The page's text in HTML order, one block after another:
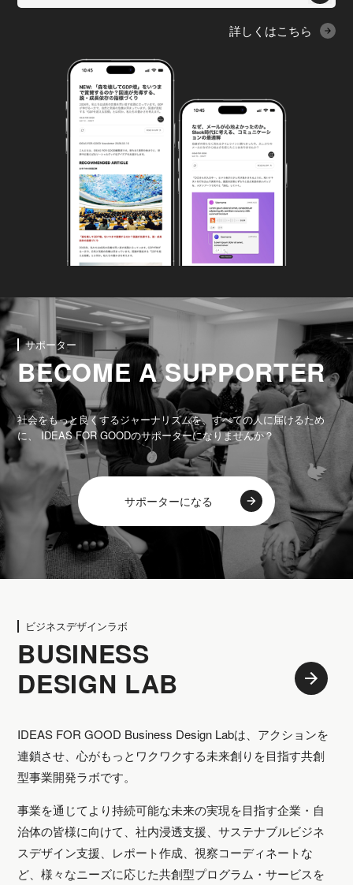
詳しくはこちら
サポーター
BECOME A SUPPORTER
社会をもっと良くするジャーナリズムを、すべての人に届けるため
に、 IDEAS FOR GOODのサポーターになりませんか？
サポーターになる
ビジネスデザインラボ
BUSINESS
DESIGN LAB
IDEAS FOR GOOD Business Design Labは、アクションを
連鎖させ、心がもっとワクワクする未来創りを目指す共創
型事業開発ラボです。
事業を通じてより持続可能な未来の実現を目指す企業・自
治体の皆様に向けて、社内浸透支援、サステナブルビジネ
スデザイン支援、レポート作成、視察コーディネートな
ど、様々なニーズに応じた共創型プログラム・サービスを